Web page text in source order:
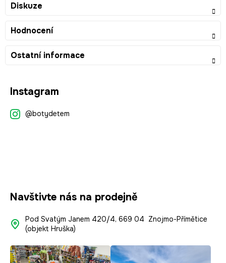
Diskuze
Hodnocení
Ostatní informace
Instagram
@botydetem
Navštivte nás na prodejně
Pod Svatým Janem 420/4, 669 04 Znojmo-Přímětice
(objekt Hruška)